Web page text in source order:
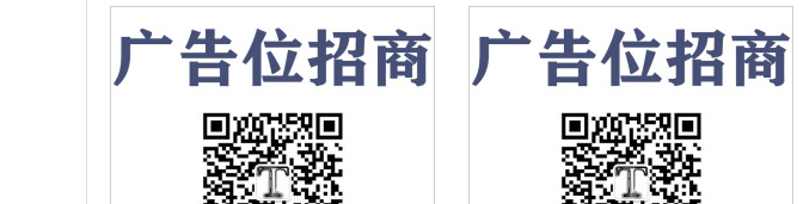
在挑选黑胡桃制品时，直接对接工厂是个明智之选，鉴别起来更便利。要是工厂明确表示是黑胡桃，那基本可以确
别墅改造方案
通体爱格板衣柜1980元一平米（投影面积）
通体爱格板衣柜定制1680元/平米